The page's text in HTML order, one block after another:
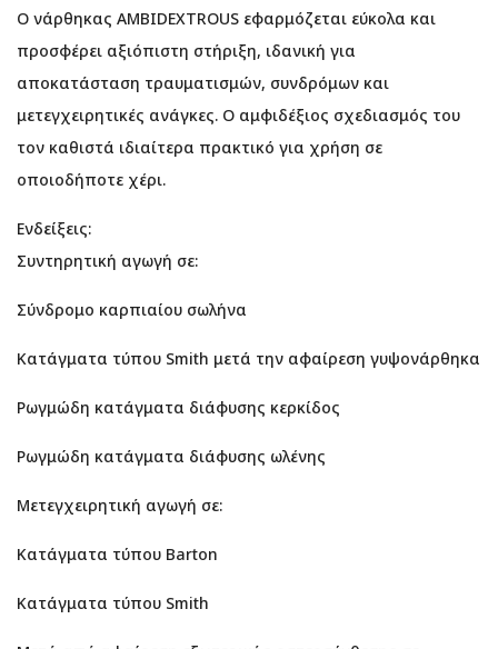
Ο νάρθηκας AMBIDEXTROUS εφαρμόζεται εύκολα και
προσφέρει αξιόπιστη στήριξη, ιδανική για
αποκατάσταση τραυματισμών, συνδρόμων και
μετεγχειρητικές ανάγκες. Ο αμφιδέξιος σχεδιασμός του
τον καθιστά ιδιαίτερα πρακτικό για χρήση σε
οποιοδήποτε χέρι.
Ενδείξεις:
Συντηρητική αγωγή σε:
Σύνδρομο καρπιαίου σωλήνα
Κατάγματα τύπου Smith μετά την αφαίρεση γυψονάρθηκα
Ρωγμώδη κατάγματα διάφυσης κερκίδος
Ρωγμώδη κατάγματα διάφυσης ωλένης
Μετεγχειρητική αγωγή σε:
Κατάγματα τύπου Barton
Κατάγματα τύπου Smith